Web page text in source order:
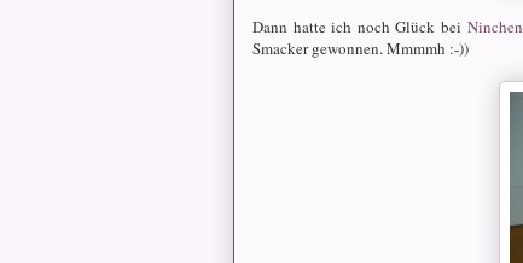
Dann hatte ich noch Glück bei Ninchen
Smacker gewonnen. Mmmmh :-))